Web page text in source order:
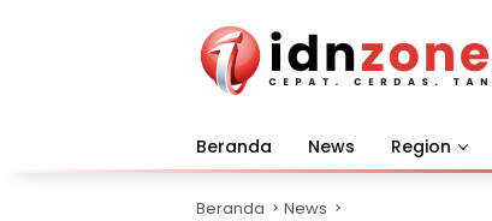
Beranda News Region
Beranda News